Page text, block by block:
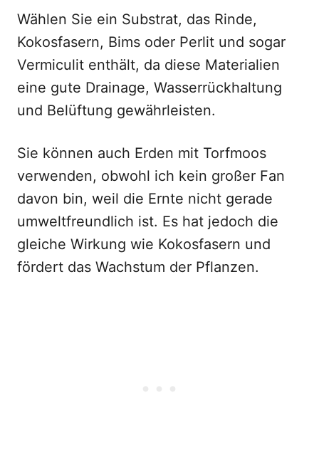
Wählen Sie ein Substrat, das Rinde,
Kokosfasern, Bims oder Perlit und sogar
Vermiculit enthält, da diese Materialien
eine gute Drainage, Wasserrückhaltung
und Belüftung gewährleisten.
Sie können auch Erden mit Torfmoos
verwenden, obwohl ich kein großer Fan
davon bin, weil die Ernte nicht gerade
umweltfreundlich ist. Es hat jedoch die
gleiche Wirkung wie Kokosfasern und
fördert das Wachstum der Pflanzen.